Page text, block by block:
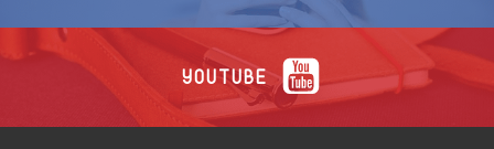
YOUTUBE